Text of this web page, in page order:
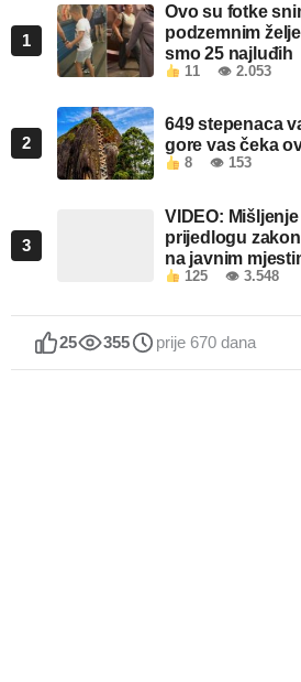
1
Ovo su fotke
podzemnim
smo 25 najluđih
11 👁 2.053
2
649 stepenaca
gore vas čeka
8 👁 153
3
VIDEO:
prijedlogu
na javnim
objektima u FBiH
125 👁 3.548
25 355 prije 670 dana